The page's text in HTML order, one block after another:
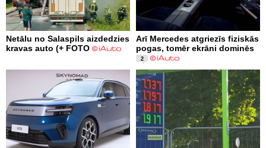
Netālu no Salaspils aizdedzies
kravas auto (+ FOTO
Arī Mercedes atgriezīs fiziskās
pogas, tomēr ekrāni dominēs
2